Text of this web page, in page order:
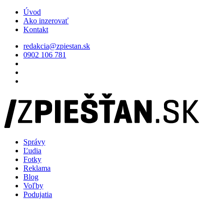
Úvod
Ako inzerovať
Kontakt
redakcia@zpiestan.sk
0902 106 781
Správy
Ľudia
Fotky
Reklama
Blog
Voľby
Podujatia